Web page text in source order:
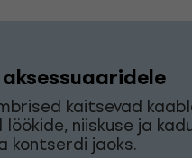
kaitsevad
niiskuse ja
kontserdi jaoks.